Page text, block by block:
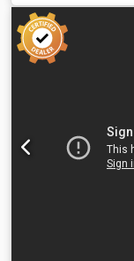
Dcedpfxotqqlre
prelucrare a
de găurire, 5
găurire și lărgire,
Accesorii:
de șpan, sistem